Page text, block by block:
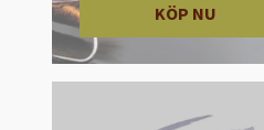
KÖP NU